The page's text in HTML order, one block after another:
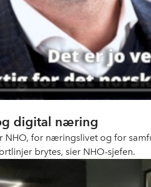
digital næring
NHO, for næringslivet og for
brytes, sier NHO-sjefen.